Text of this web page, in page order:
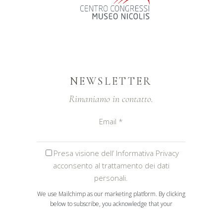
NEWSLETTER
Rimaniamo in contatto.
Email *
Presa visione dell’ Informativa Privacy
acconsento al trattamento dei dati
personali.
We use Mailchimp as our marketing platform. By clicking
below to subscribe, you acknowledge that your